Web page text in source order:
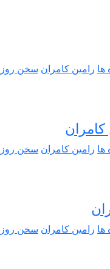
ها رامین کامران سخن روز
کامران
ها رامین کامران سخن روز
ها رامین کامران سخن روز